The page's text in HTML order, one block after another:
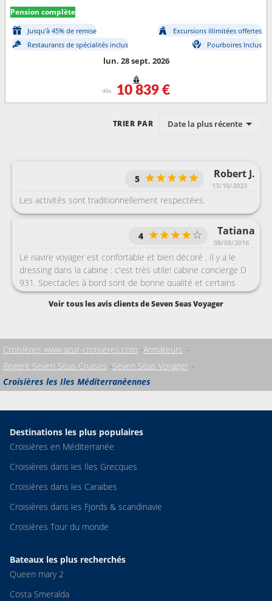
Pension complète
Jusqu'à 45% de remise
Excursions illimitées offertes
Restaurants de spécialités inclus
Pourboires Inclus
lun. 28 sept. 2026
dès 10 839 €
TRIER PAR Date la plus récente
Robert J.
13/10/2023
5
Les activités sont traditionnellement respectées.
Tatiana
08/08/2016
4
Le navire voyager est confortable et bien décoré . Il y a le
dressing dans la cabine : c'est très utile! cabine concierge D
931. Spectacles à bord sont de bonne qualité et certains
sont vraiment exceptionnels.
Voir tous les avis clients de Seven Seas Voyager
Croisières www.azur-croisieres.com Armateurs
Regent Seven Seas Cruises Seven Seas Voyager
Croisières les Iles Méditerranéennes
Destinations les plus populaires
Croisières en Méditerranée
Croisières dans les Iles Grecques
Croisières dans les Caraibes
Croisières dans les Fjords & scandinavie
Croisières Tour du monde
Bateaux les plus recherchés
Queen mary 2
Costa Smeralda